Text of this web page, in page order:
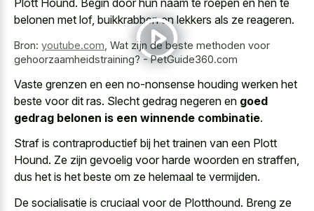
Plott Hound. Begin door hun naam te roepen en hen te
belonen met lof, buikkrabben en lekkers als ze reageren.
Bron: youtube.com, Wat zijn de beste methoden voor
gehoorzaamheidstraining? - PetGuide360.com
Vaste grenzen en een no-nonsense houding werken het
beste voor dit ras. Slecht gedrag negeren en goed
gedrag belonen is een winnende combinatie.
Straf is contraproductief bij het trainen van een Plott
Hound. Ze zijn gevoelig voor harde woorden en straffen,
dus het is het beste om ze helemaal te vermijden.
De socialisatie is cruciaal voor de Plotthound. Breng ze